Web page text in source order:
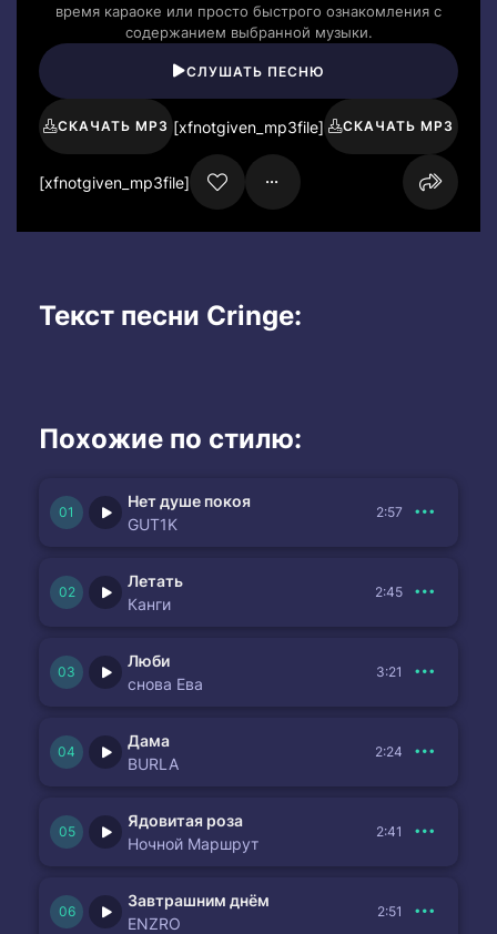
время караоке или просто быстрого ознакомления с
содержанием выбранной музыки.
СЛУШАТЬ ПЕСНЮ
СКАЧАТЬ MP3 [xfnotgiven_mp3file] СКАЧАТЬ MP3
[xfnotgiven_mp3file]
Текст песни Cringe:
Похожие по стилю:
Нет душе покоя
GUT1K
2:57
Летать
Канги
2:45
Люби
снова Ева
3:21
Дама
BURLA
2:24
Ядовитая роза
Ночной Маршрут
2:41
Завтрашним днём
ENZRO
2:51